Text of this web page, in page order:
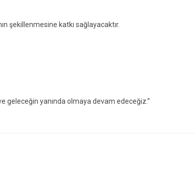
şekillenmesine katkı sağlayacaktır.
geleceğin yanında olmaya devam edeceğiz.”